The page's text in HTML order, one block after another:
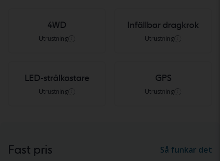
4WD
Utrustning
Infällbar dragkrok
Utrustning
LED-strålkastare
Utrustning
GPS
Utrustning
Fast pris Så funkar det